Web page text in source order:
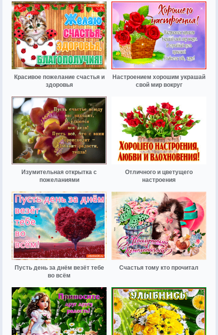
Красивое пожелание счастья и
здоровья
Настроением хорошим украшай
свой мир вокруг
Изумительная открытка с
пожеланиями
Отличного и цветущего
настроения
Пусть день за днём везёт тебе
во всём
Счастья тому кто прочитал